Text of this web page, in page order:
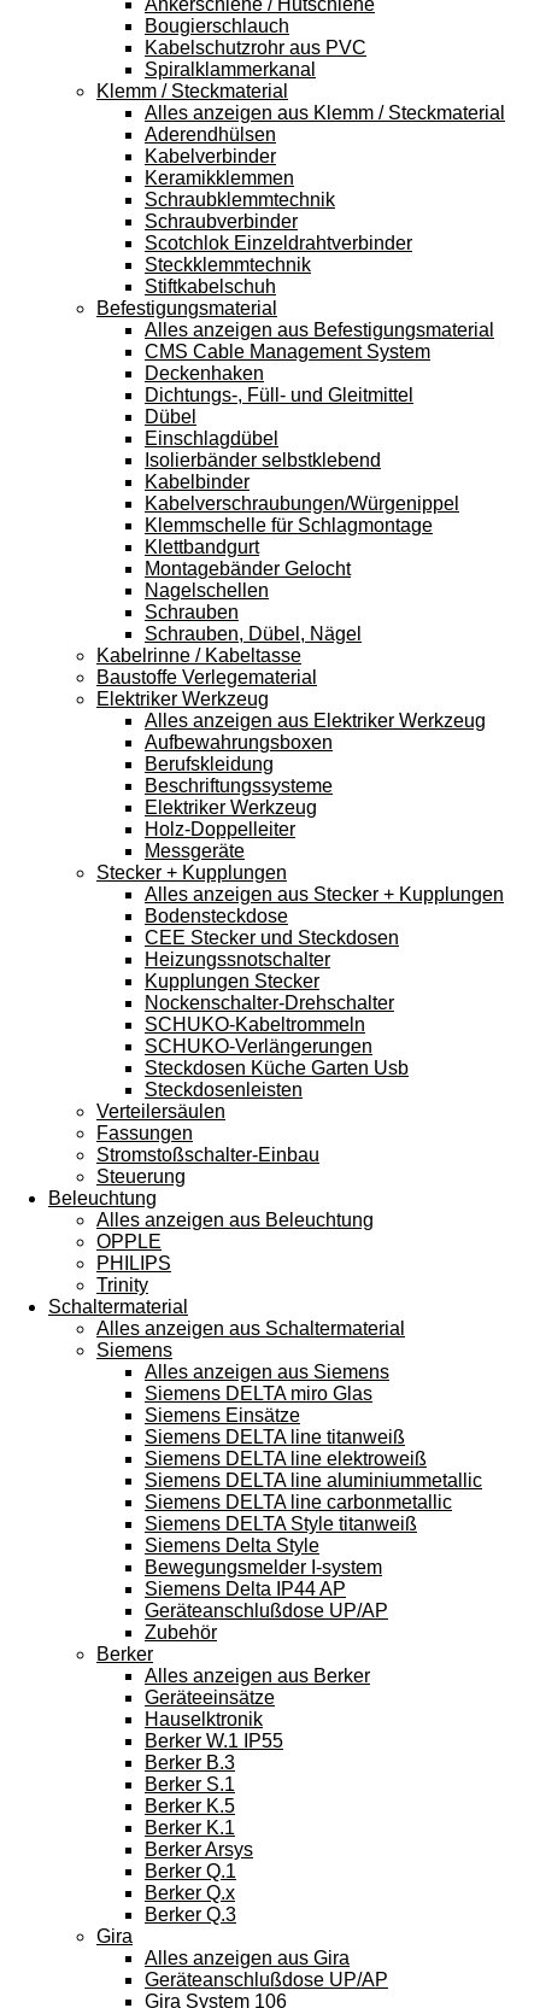
Bougierschlauch
Kabelschutzrohr aus PVC
Spiralklammerkanal
Klemm / Steckmaterial
Alles anzeigen aus Klemm / Steckmaterial
Aderendhülsen
Kabelverbinder
Keramikklemmen
Schraubklemmtechnik
Schraubverbinder
Scotchlok Einzeldrahtverbinder
Steckklemmtechnik
Stiftkabelschuh
Befestigungsmaterial
Alles anzeigen aus Befestigungsmaterial
CMS Cable Management System
Deckenhaken
Dichtungs-, Füll- und Gleitmittel
Dübel
Einschlagdübel
Isolierbänder selbstklebend
Kabelbinder
Kabelverschraubungen/Würgenippel
Klemmschelle für Schlagmontage
Klettbandgurt
Montagebänder Gelocht
Nagelschellen
Schrauben
Schrauben, Dübel, Nägel
Kabelrinne / Kabeltasse
Baustoffe Verlegematerial
Elektriker Werkzeug
Alles anzeigen aus Elektriker Werkzeug
Aufbewahrungsboxen
Berufskleidung
Beschriftungssysteme
Elektriker Werkzeug
Holz-Doppelleiter
Messgeräte
Stecker + Kupplungen
Alles anzeigen aus Stecker + Kupplungen
Bodensteckdose
CEE Stecker und Steckdosen
Heizungssnotschalter
Kupplungen Stecker
Nockenschalter-Drehschalter
SCHUKO-Kabeltrommeln
SCHUKO-Verlängerungen
Steckdosen Küche Garten Usb
Steckdosenleisten
Verteilersäulen
Fassungen
Stromstoßschalter-Einbau
Steuerung
Beleuchtung
Alles anzeigen aus Beleuchtung
OPPLE
PHILIPS
Trinity
Schaltermaterial
Alles anzeigen aus Schaltermaterial
Siemens
Alles anzeigen aus Siemens
Siemens DELTA miro Glas
Siemens Einsätze
Siemens DELTA line titanweiß
Siemens DELTA line elektroweiß
Siemens DELTA line aluminiummetallic
Siemens DELTA line carbonmetallic
Siemens DELTA Style titanweiß
Siemens Delta Style
Bewegungsmelder I-system
Siemens Delta IP44 AP
Geräteanschlußdose UP/AP
Zubehör
Berker
Alles anzeigen aus Berker
Geräteeinsätze
Hauselktronik
Berker W.1 IP55
Berker B.3
Berker S.1
Berker K.5
Berker K.1
Berker Arsys
Berker Q.1
Berker Q.x
Berker Q.3
Gira
Alles anzeigen aus Gira
Geräteanschlußdose UP/AP
Gira System 106